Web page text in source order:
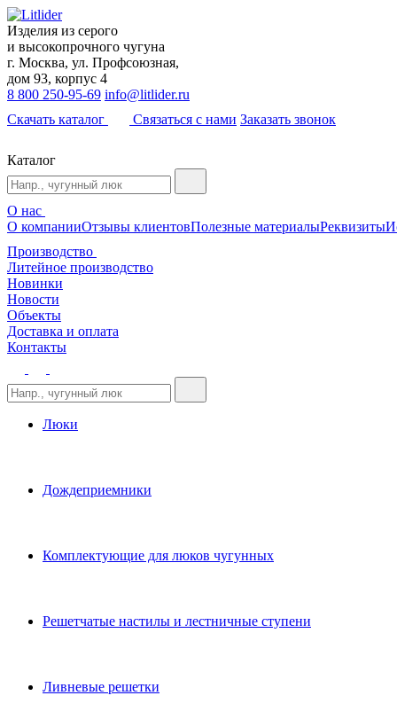
Изделия из серого
и высокопрочного чугуна
г. Москва, ул. Профсоюзная,
дом 93, корпус 4
8 800 250-95-69 info@litlider.ru
Скачать каталог
Связаться с нами Заказать звонок
Каталог
О нас
О компанииОтзывы клиентовПолезные материалыРеквизиты
Производство
Литейное производство
Новинки
Новости
Объекты
Доставка и оплата
Контакты
Люки
Дождеприемники
Комплектующие для люков чугунных
Решетчатые настилы и лестничные ступени
Ливневые решетки